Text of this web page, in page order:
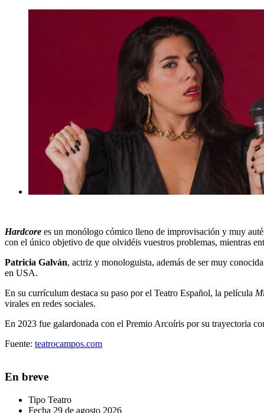
Hardcore es un monólogo cómico lleno de improvisación y muy
con el único objetivo de que olvidéis vuestros problemas, mientras
Patricia Galván, actriz y monologuista, además de ser muy
en USA.
En su currículum destaca su paso por el Teatro Español, la película
virales en redes sociales.
En 2023 fue galardonada con el Premio Arcoíris por su trayectoria
Fuente: teatrocampos.com
En breve
Tipo Teatro
Fecha 29 de agosto 2026